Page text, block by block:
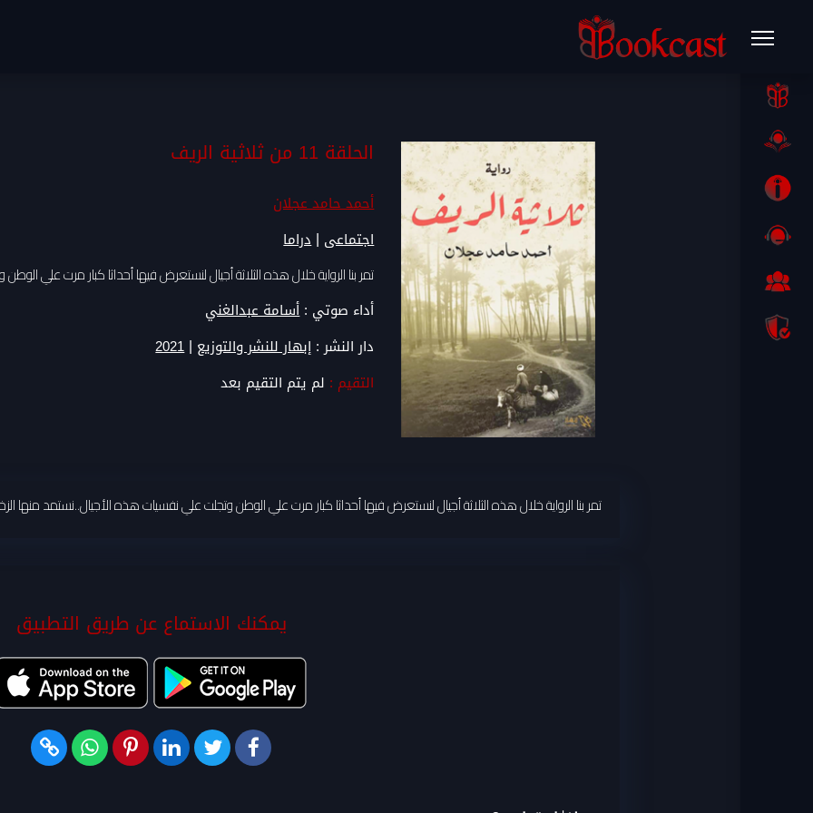
الحلقة 11 من ثلاثية الريف
أحمد حامد عجلان
اجتماعى |دراما
تمر بنا الرواية خلال هذه الثلاثة أجيال لنستعرض فيها أحداثا كبار مرت علي
أداء صوتي :أسامة عبدالغني
دار النشر : إبهار للنشر والتوزيع |
2021
التقيم : لم يتم التقيم بعد
تمر بنا الرواية خلال هذه الثلاثة أجيال لنستعرض فيها أحداثا كبار مرت علي الوطن وتجلت علي نفسيات هذه الأجيال..نستمد منها
يمكنك الاستماع عن طريق التطبيق